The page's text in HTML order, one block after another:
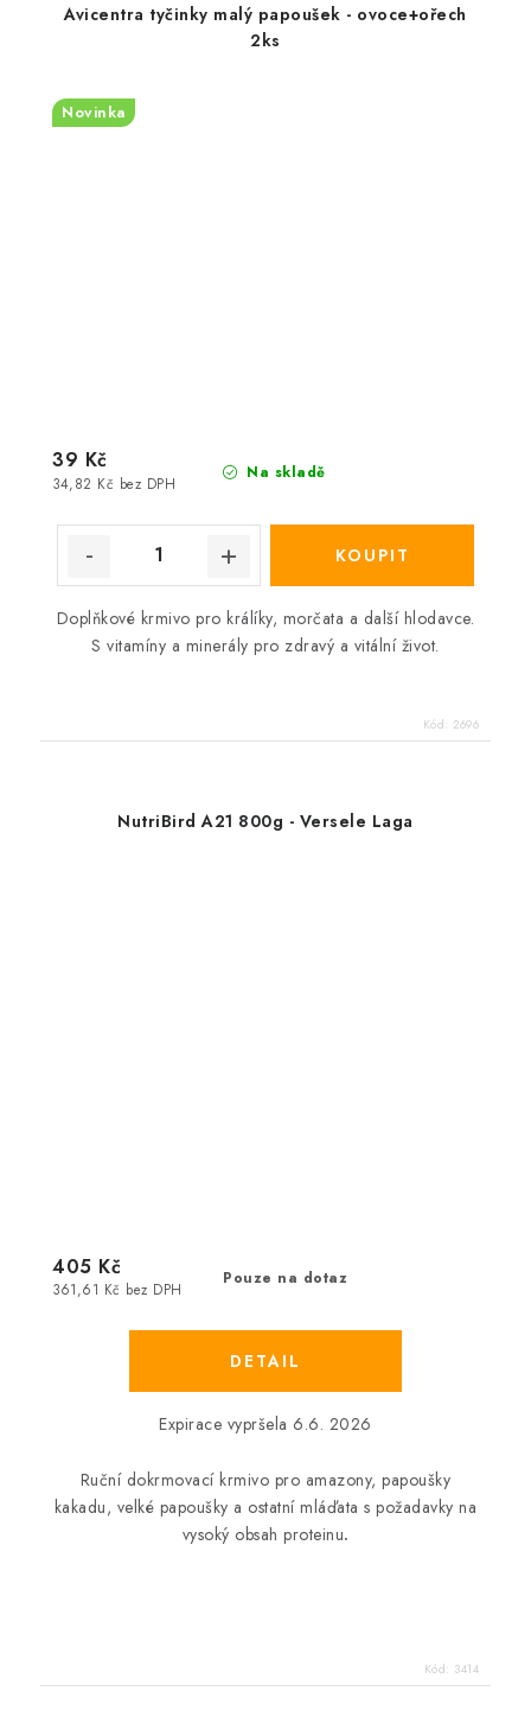
Avicentra tyčinky malý papoušek - ovoce+ořech
2ks
Novinka
Na skladě
34,82 Kč bez DPH
39 Kč
Doplňkové krmivo pro králíky, morčata a další hlodavce.
S vitamíny a minerály pro zdravý a vitální život.
Kód: 2696
NutriBird A21 800g - Versele Laga
Pouze na dotaz
361,61 Kč bez DPH
405 Kč
Expirace vypršela 6.6. 2026
Ruční dokrmovací krmivo pro amazony, papoušky
kakadu, velké papoušky a ostatní mláďata s požadavky na
vysoký obsah proteinu.
Kód: 3414